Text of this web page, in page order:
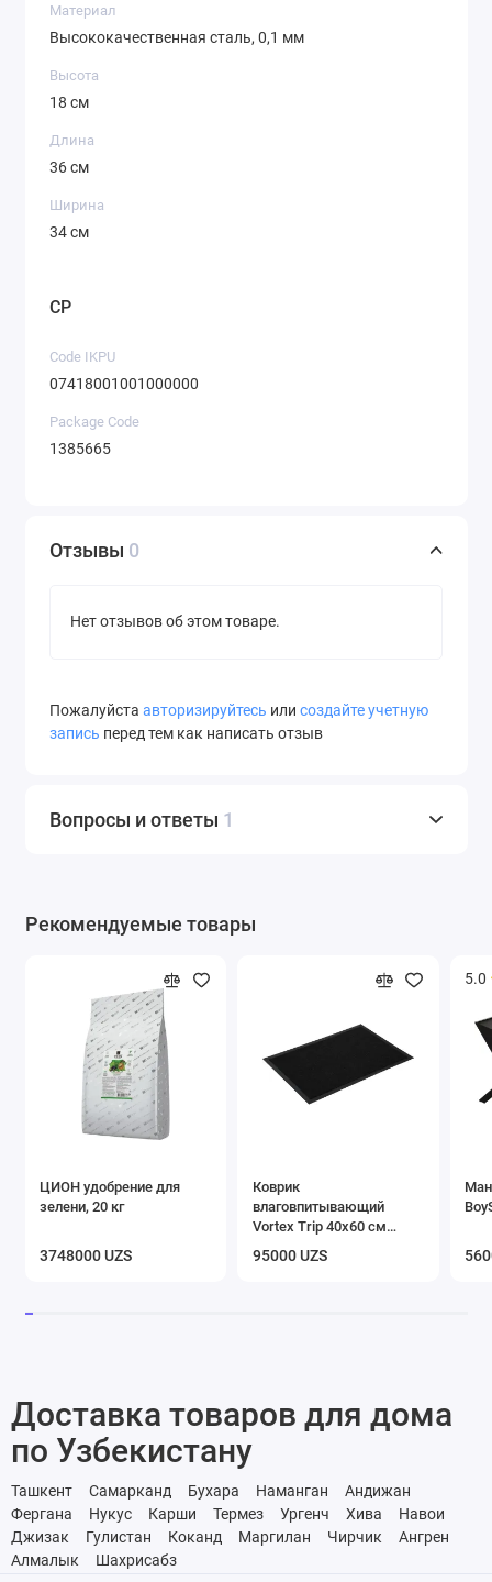
Материал
Высококачественная сталь, 0,1 мм
Высота
18 см
Длина
36 см
Ширина
34 см
CP
Code IKPU
07418001001000000
Package Code
1385665
Отзывы 0
Нет отзывов об этом товаре.
Пожалуйста авторизируйтесь или создайте учетную
запись перед тем как написать отзыв
Вопросы и ответы 1
Рекомендуемые товары
ЦИОН удобрение для
зелени, 20 кг
3748000 UZS
Коврик
влаговпитывающий
Vortex Trip 40х60 см
черный
95000 UZS
5.0
Доставка товаров для дома
по Узбекистану
Ташкент Самарканд Бухара Наманган
Андижан
Фергана
Нукус Карши Термез Ургенч Хива
Навои
Джизак
Гулистан Коканд Маргилан Чирчик
Ангрен
Алмалык
Шахрисабз